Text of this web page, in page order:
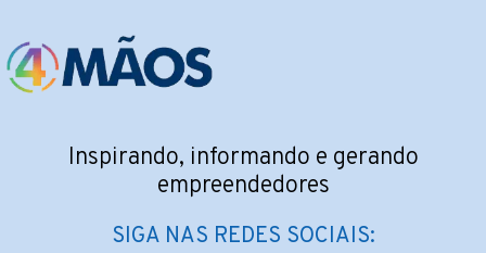
Inspirando, informando e gerando
empreendedores
SIGA NAS REDES SOCIAIS: